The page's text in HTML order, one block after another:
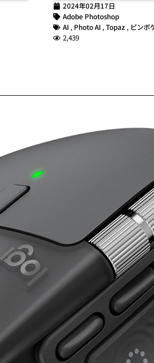
2024年02月17日
Adobe Photoshop
AI , Photo AI , Topaz , ピンボ
2,439